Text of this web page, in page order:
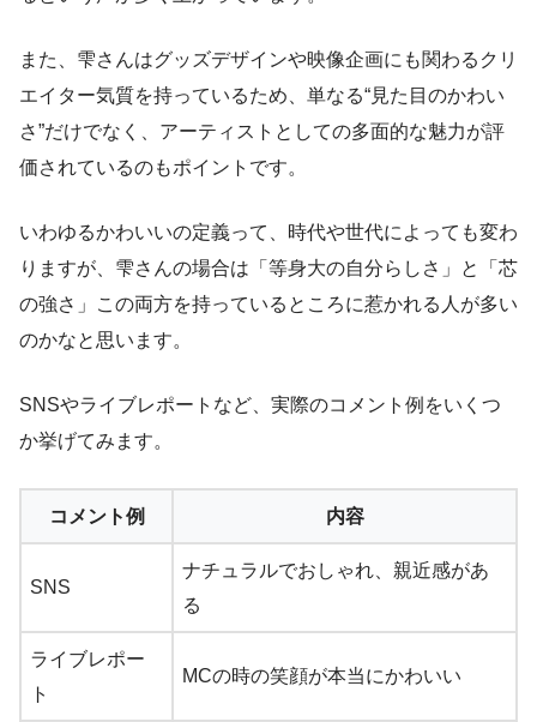
また、雫さんはグッズデザインや映像企画にも関わるクリ
エイター気質を持っているため、単なる“見た目のかわい
さ”だけでなく、アーティストとしての多面的な魅力が評
価されているのもポイントです。
いわゆるかわいいの定義って、時代や世代によっても変わ
りますが、雫さんの場合は「等身大の自分らしさ」と「芯
の強さ」この両方を持っているところに惹かれる人が多い
のかなと思います。
SNSやライブレポートなど、実際のコメント例をいくつ
か挙げてみます。
コメント例 内容
SNS
ナチュラルでおしゃれ、親近感があ
る
ライブレポー
ト
MCの時の笑顔が本当にかわいい